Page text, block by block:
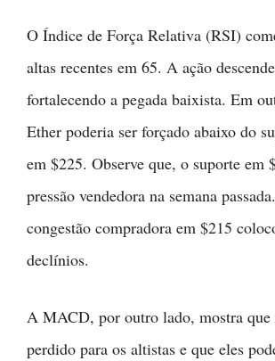
O Índice de Força Relativa (RSI)
altas recentes em 65. A ação
fortalecendo a pegada baixista. Em
Ether poderia ser forçado abaixo do
em $225. Observe que, o suporte em
pressão vendedora na semana
congestão compradora em $215
declínios.
A MACD, por outro lado, mostra que
perdido para os altistas e que eles